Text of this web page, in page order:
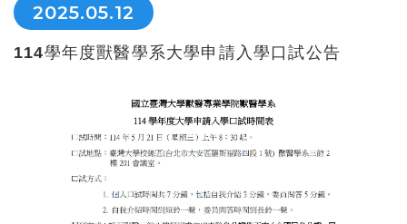
2025.05.12
114學年度獸醫學系大學申請入學口試公告